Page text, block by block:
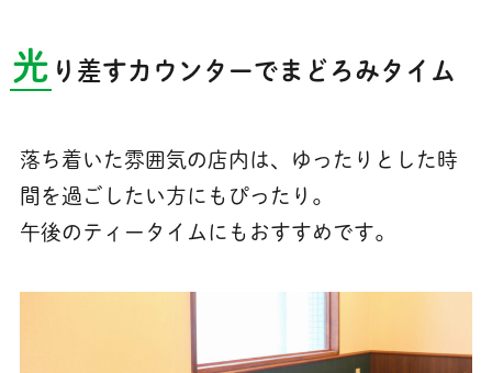
光 り差すカウンターでまどろみタイム
落ち着いた雰囲気の店内は、ゆったりとした時
間を過ごしたい方にもぴったり。
午後のティータイムにもおすすめです。